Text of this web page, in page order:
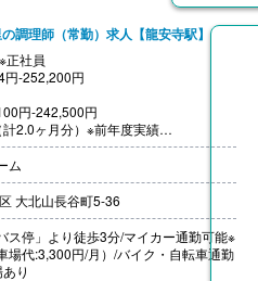
調理師（常勤）求人【龍安寺駅】
正社員
円-252,200円
円-242,500円
計2.0ヶ月分）※前年度実績
（上限50,000円/月）
あたり3,000円-5,000円）※前年度実
ヶ月以上勤務で退職金支給あり。
ム
大北山長谷町5-36
ス停」より徒歩3分/マイカー通勤可能※
場代:3,300円/月）/バイク・自転車通勤
り